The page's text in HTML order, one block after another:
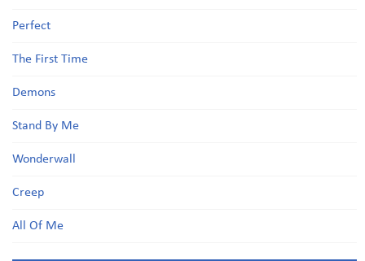
Perfect
The First Time
Demons
Stand By Me
Wonderwall
Creep
All Of Me